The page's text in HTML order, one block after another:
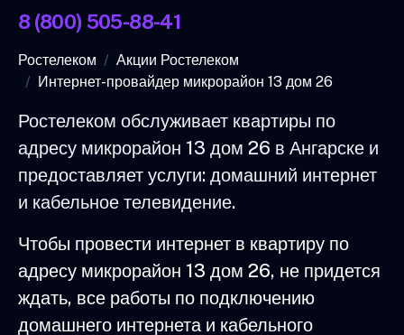
8 (800) 505-88-41
Ростелеком
Акции Ростелеком
Интернет-провайдер микрорайон 13 дом 26
Ростелеком обслуживает квартиры по
адресу микрорайон 13 дом 26 в Ангарске и
предоставляет услуги: домашний интернет
и кабельное телевидение.
Чтобы провести интернет в квартиру по
адресу микрорайон 13 дом 26, не придется
ждать, все работы по подключению
домашнего интернета и кабельного